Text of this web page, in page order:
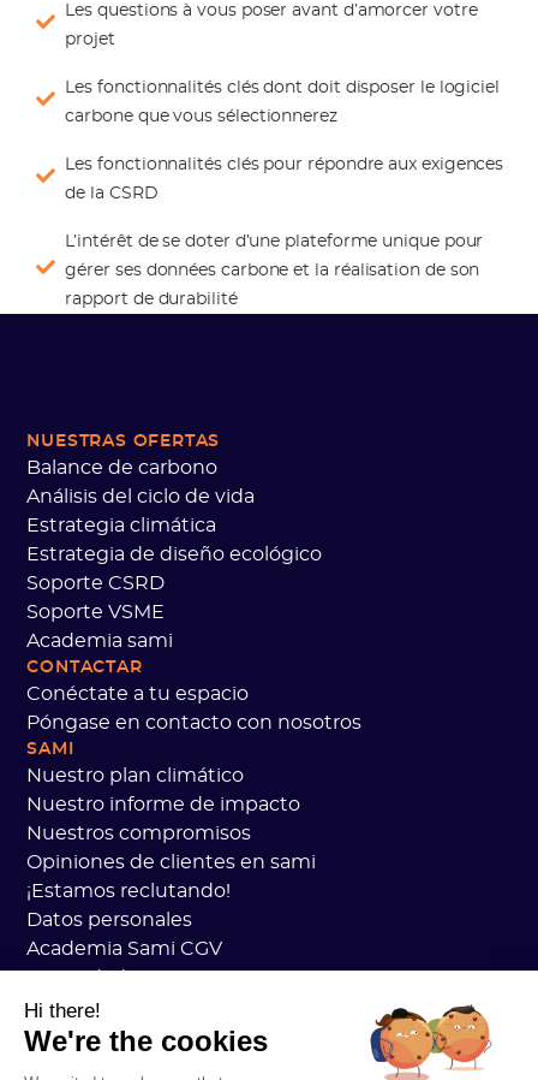
Les questions à vous poser avant d’amorcer votre
projet
Les fonctionnalités clés dont doit disposer le logiciel
carbone que vous sélectionnerez
Les fonctionnalités clés pour répondre aux exigences
de la CSRD
L’intérêt de se doter d’une plateforme unique pour
gérer ses données carbone et la réalisation de son
rapport de durabilité
NUESTRAS OFERTAS
Balance de carbono
Análisis del ciclo de vida
Estrategia climática
Estrategia de diseño ecológico
Soporte CSRD
Soporte VSME
Academia sami
CONTACTAR
Conéctate a tu espacio
Póngase en contacto con nosotros
SAMI
Nuestro plan climático
Nuestro informe de impacto
Nuestros compromisos
Opiniones de clientes en sami
¡Estamos reclutando!
Datos personales
Academia Sami CGV
Estado de los servicios
Información legal
Hi there!
We're the cookies